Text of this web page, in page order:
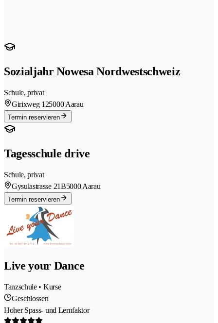
Sozialjahr Nowesa Nordwestschweiz
Schule, privat
Girixweg 125000 Aarau
Termin reservieren
Tagesschule drive
Schule, privat
Gysulastrasse 21B5000 Aarau
Termin reservieren
Live your Dance
Tanzschule • Kurse
Geschlossen
Hoher Spass- und Lernfaktor